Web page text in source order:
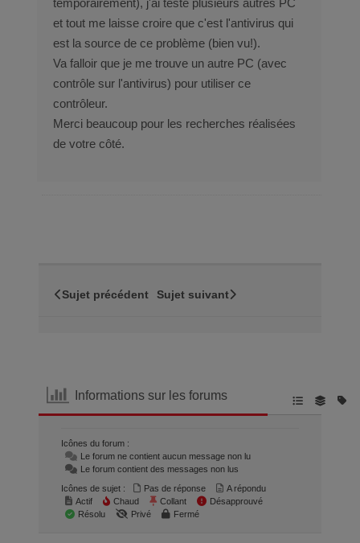
temporairement), j'ai testé plusieurs autres PC
et tout me laisse croire que c'est l'antivirus qui
est la source de ce problème (bien vu!).
Va falloir que je me trouve un autre PC (avec
contrôle sur l'antivirus) pour utiliser ce
contrôleur.
Merci beaucoup pour les recherches réalisées
de votre côté.
Sujet précédent Sujet suivant
Informations sur les forums
Icônes du forum :
Le forum ne contient aucun message non lu
Le forum contient des messages non lus
Icônes de sujet :
Pas de réponse
A répondu
Actif
Chaud Collant
Désapprouvé
Résolu
Privé Fermé